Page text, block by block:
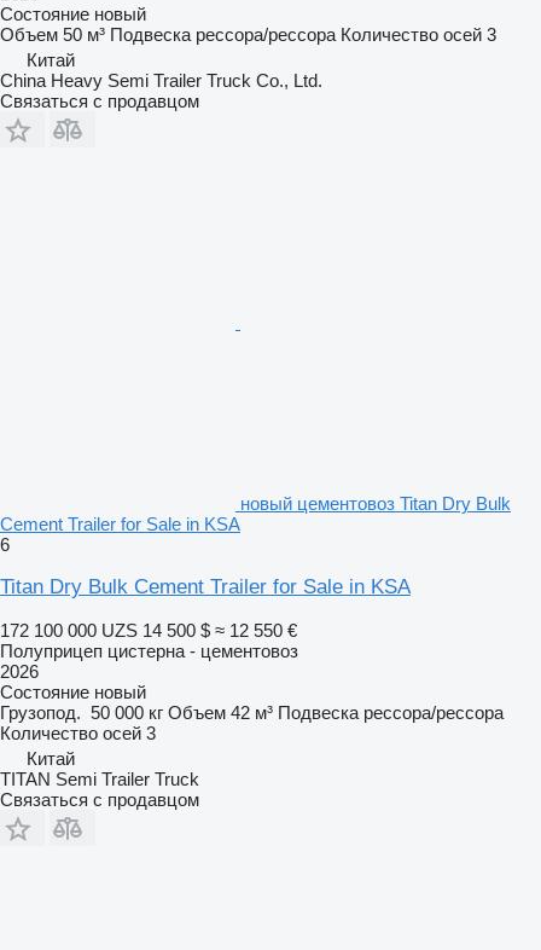
Состояние новый
Объем 50 м³ Подвеска рессора/рессора Количество осей 3
Китай
China Heavy Semi Trailer Truck Co., Ltd.
Связаться с продавцом
новый цементовоз Titan Dry Bulk
Cement Trailer for Sale in KSA
6
Titan Dry Bulk Cement Trailer for Sale in KSA
172 100 000 UZS 14 500 $ ≈ 12 550 €
Полуприцеп цистерна - цементовоз
2026
Состояние новый
Грузопод. 50 000 кг Объем 42 м³ Подвеска рессора/рессора
Количество осей 3
Китай
TITAN Semi Trailer Truck
Связаться с продавцом